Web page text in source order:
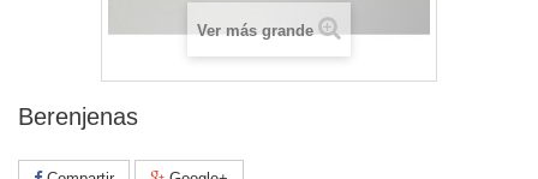
Ver más grande
Berenjenas